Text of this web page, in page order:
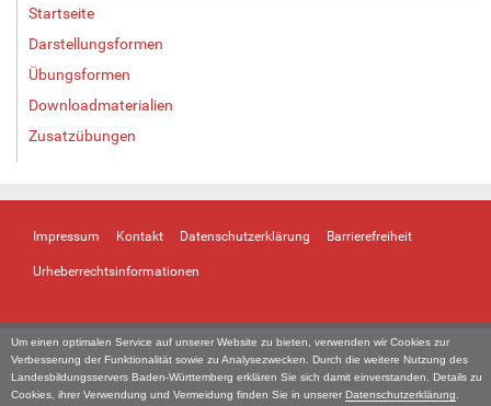
Um einen optimalen Service auf unserer Website zu bieten, verwenden wir Cookies zur
Verbesserung der Funktionalität sowie zu Analysezwecken. Durch die weitere Nutzung des
Landesbildungsservers Baden-Württemberg erklären Sie sich damit einverstanden. Details zu
Cookies, ihrer Verwendung und Vermeidung finden Sie in unserer Datenschutzerklärung
Startseite
Darstellungsformen
Übungsformen
Downloadmaterialien
Zusatzübungen
Impressum Kontakt Datenschutzerklärung Barrierefreiheit
Urheberrechtsinformationen